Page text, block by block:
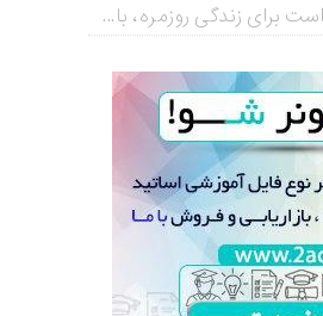
برای زندگی روزمره، با...